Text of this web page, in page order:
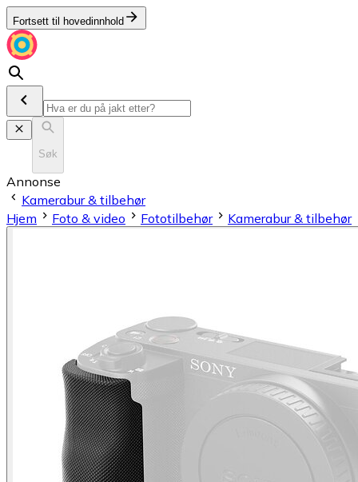
Fortsett til hovedinnhold
Søk
Annonse
Kamerabur & tilbehør
Hjem
Foto & video Fototilbehør Kamerabur & tilbehør